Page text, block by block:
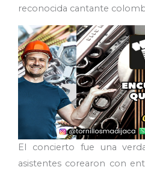
reconocida cantante
El concierto fue una
asistentes corearon con